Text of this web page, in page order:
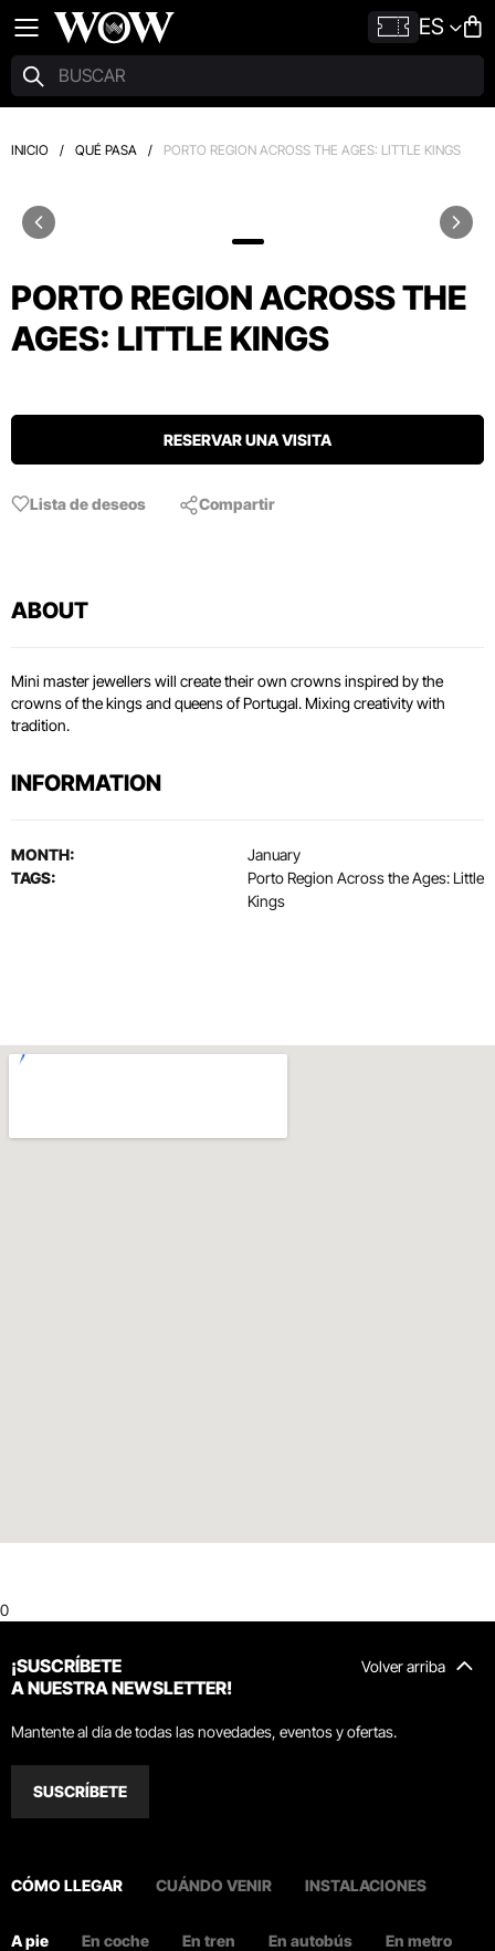
ES
INICIO / QUÉ PASA / PORTO REGION ACROSS THE AGES: LITTLE KINGS
PORTO REGION ACROSS THE
AGES: LITTLE KINGS
RESERVAR UNA VISITA
Lista de deseos Compartir
ABOUT
Mini master jewellers will create their own crowns inspired by the
crowns of the kings and queens of Portugal. Mixing creativity with
tradition.
INFORMATION
MONTH:
January
TAGS:
Porto Region Across the Ages: Little
Kings
0
Volver arriba
¡SUSCRÍBETE
A NUESTRA NEWSLETTER!
Mantente al día de todas las novedades, eventos y ofertas.
SUSCRÍBETE
CÓMO LLEGAR CUÁNDO VENIR INSTALACIONES
A pie En coche En tren En autobús En metro